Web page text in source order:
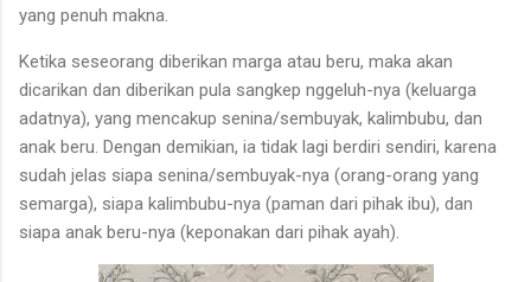
yang penuh makna.
Ketika seseorang diberikan marga atau beru, maka akan
dicarikan dan diberikan pula sangkep nggeluh-nya (keluarga
adatnya), yang mencakup senina/sembuyak, kalimbubu, dan
anak beru. Dengan demikian, ia tidak lagi berdiri sendiri, karena
sudah jelas siapa senina/sembuyak-nya (orang-orang yang
semarga), siapa kalimbubu-nya (paman dari pihak ibu), dan
siapa anak beru-nya (keponakan dari pihak ayah).